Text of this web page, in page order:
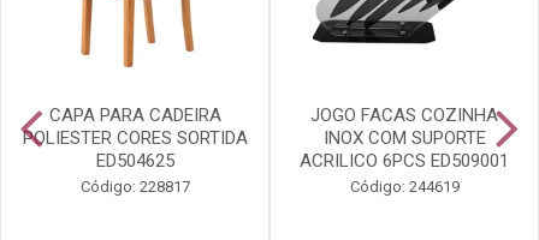
CAPA PARA CADEIRA
POLIESTER CORES SORTIDA
ED504625
Código: 228817
JOGO FACAS COZINHA
INOX COM SUPORTE
ACRILICO 6PCS ED509001
Código: 244619